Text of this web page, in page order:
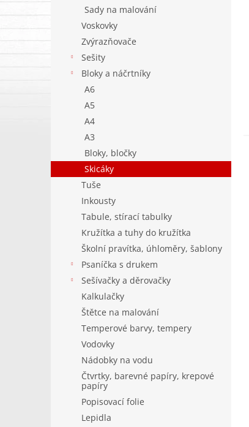
Sady na malování
Voskovky
Zvýrazňovače
Sešity
Bloky a náčrtníky
A6
A5
A4
A3
Bloky, bločky
Skicáky
Tuše
Inkousty
Tabule, stírací tabulky
Kružítka a tuhy do kružítka
Školní pravítka, úhloměry, šablony
Psaníčka s drukem
Sešívačky a děrovačky
Kalkulačky
Štětce na malování
Temperové barvy, tempery
Vodovky
Nádobky na vodu
Čtvrtky, barevné papíry, krepové
papíry
Popisovací folie
Lepidla